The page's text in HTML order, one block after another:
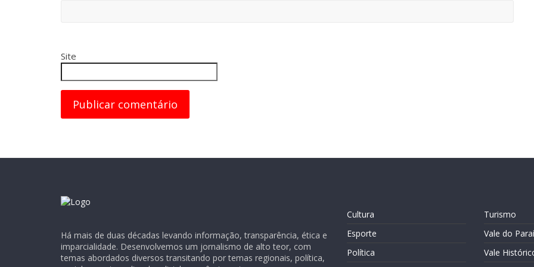
Site
Há mais de duas décadas levando informação, transparência, ética e
imparcialidade. Desenvolvemos um jornalismo de alto teor, com
temas abordados diversos transitando por temas regionais, política,
Cultura
Esporte
Política
Turismo
Vale do
Vale